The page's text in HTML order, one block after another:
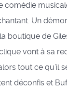
comédie
Un
boutique de
vont à sa
tout ce qu’il
déconfis et